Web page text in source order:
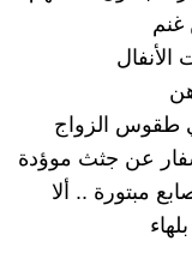
طقوس الزواج
عن جثث موؤدة
مبتورة .. ألا